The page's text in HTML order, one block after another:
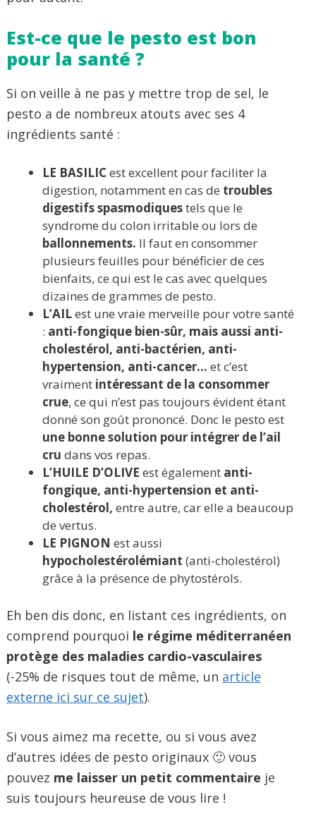
Est-ce que le pesto est bon
pour la santé ?
Si on veille à ne pas y mettre trop de sel, le
pesto a de nombreux atouts avec ses 4
ingrédients santé :
LE BASILICest excellent pour faciliter la
digestion, notamment en cas de troubles
digestifs spasmodiquestels que le
syndrome du colon irritable ou lors de
ballonnements. Il faut en consommer
plusieurs feuilles pour bénéficier de ces
bienfaits, ce qui est le cas avec quelques
dizaines de grammes de pesto.
L’AILest une vraie merveille pour votre santé
: anti-fongique bien-sûr, mais aussi anti-
cholestérol, anti-bactérien, anti-
hypertension, anti-cancer… et c’est
vraiment intéressant de la consommer
crue, ce qui n’est pas toujours évident étant
donné son goût prononcé. Donc le pesto est
une bonne solution pour intégrer de l’ail
cru dans vos repas.
L’HUILE D’OLIVE est également anti-
fongique, anti-hypertension et anti-
cholestérol, entre autre, car elle a beaucoup
de vertus.
LE PIGNON est aussi
hypocholestérolémiant (anti-cholestérol)
grâce à la présence de phytostérols.
Eh ben dis donc, en listant ces ingrédients, on
comprend pourquoi le régime méditerranéen
protège des maladies cardio-vasculaires
(-25% de risques tout de même, un article
externe ici sur ce sujet).
Si vous aimez ma recette, ou si vous avez
d’autres idées de pesto originaux 🙂 vous
pouvez me laisser un petit commentaire je
suis toujours heureuse de vous lire !